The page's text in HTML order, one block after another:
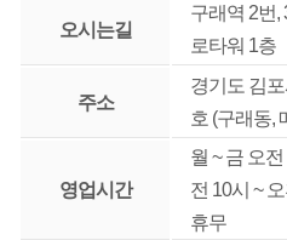
오시는길
구래역 2번,
로타워 1층
주소
경기도 김
호 (구래동,
영업시간
월 ~ 금 오
전 10시 ~
휴무